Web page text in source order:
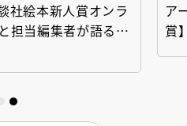
社絵本新人賞オンラ
担当編集者が語る
ア
賞